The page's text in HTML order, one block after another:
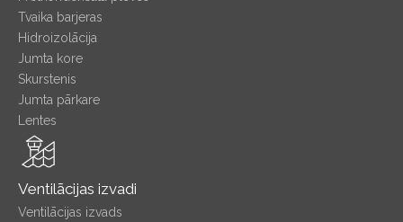
Tvaika barjeras
Hidroizolācija
Jumta kore
Skurstenis
Jumta pārkare
Lentes
Ventilācijas izvadi
Ventilācijas izvads